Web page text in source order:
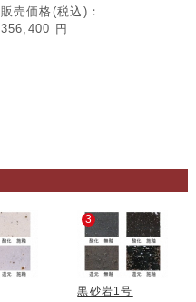
販売価格(税込)：
356,400 円
3
黒砂岩1号